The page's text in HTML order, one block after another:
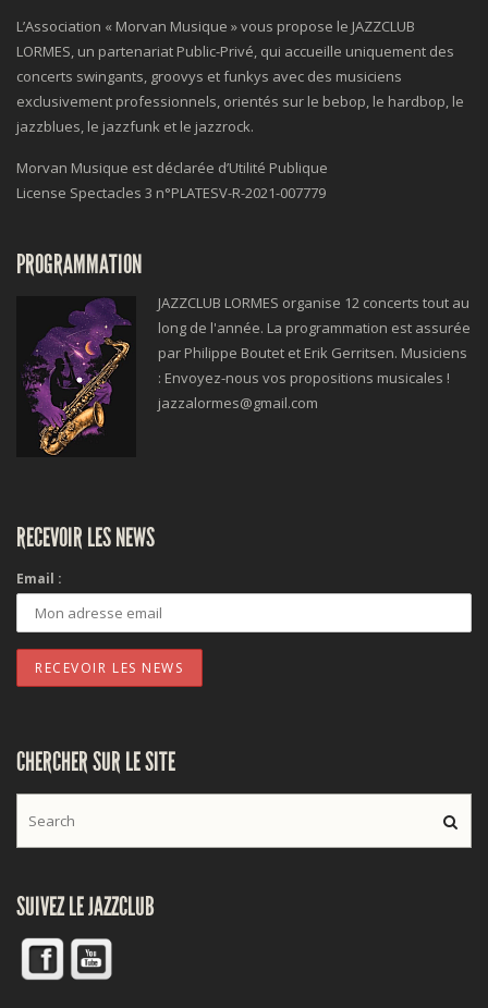
L’Association « Morvan Musique » vous propose le JAZZCLUB
LORMES, un partenariat Public-Privé, qui accueille uniquement des
concerts swingants, groovys et funkys avec des musiciens
exclusivement professionnels, orientés sur le bebop, le hardbop, le
jazzblues, le jazzfunk et le jazzrock.
Morvan Musique est déclarée d’Utilité Publique
License Spectacles 3 n°PLATESV-R-2021-007779
PROGRAMMATION
JAZZCLUB LORMES organise 12 concerts tout au
long de l'année. La programmation est assurée
par Philippe Boutet et Erik Gerritsen. Musiciens
: Envoyez-nous vos propositions musicales !
jazzalormes@gmail.com
RECEVOIR LES NEWS
Email :
CHERCHER SUR LE SITE
SUIVEZ LE JAZZCLUB